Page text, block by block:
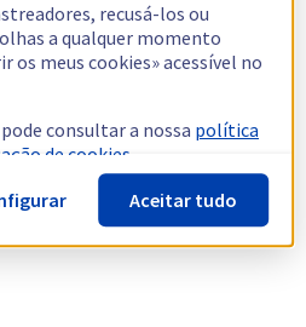
recusá-los ou
a qualquer momento
os meus cookies» acessível no
consultar a nossa política
de cookies.
Aceitar tudo